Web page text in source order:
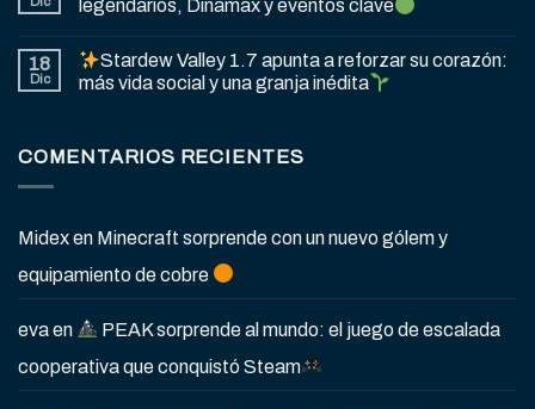
legendarios, Dinamax y eventos clave
18
Dic
Stardew Valley 1.7 apunta a reforzar su corazón:
más vida social y una granja inédita
COMENTARIOS RECIENTES
Midexen Minecraft sorprende con un nuevo gólem y
equipamiento de cobre
evaen
PEAK sorprende al mundo: el juego de escalada
cooperativa que conquistó Steam